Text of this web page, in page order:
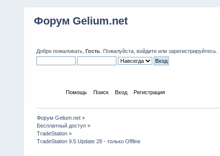
Форум Gelium.net
Добро пожаловать, Гость . Пожалуйста, войдите или зарегистрируйтесь
Помощь Поиск Вход Регистрация
Форум Gelium.net »
Бесплатный доступ »
TradeStation »
TradeStation 9.5 Update 28 - только Offline